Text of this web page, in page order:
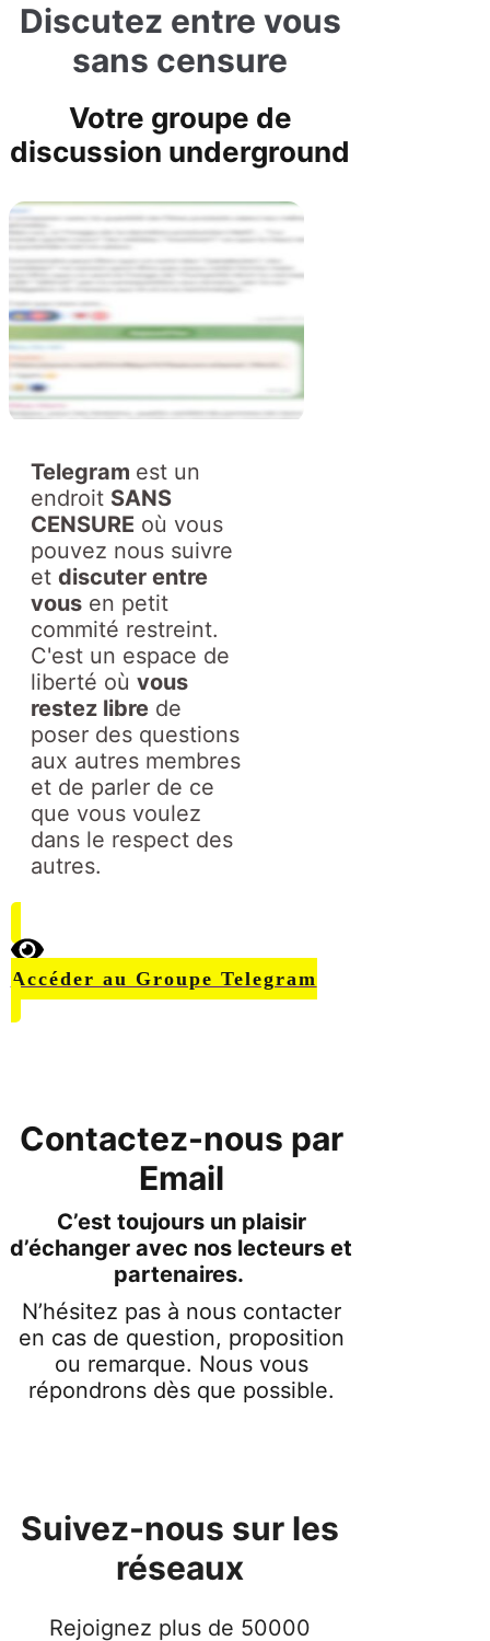
Discutez entre vous
sans censure
Votre groupe de
discussion underground
Telegram est un
endroit SANS
CENSURE où vous
pouvez nous suivre
et discuter entre
vous en petit
commité restreint.
C'est un espace de
liberté où vous
restez libre de
poser des questions
aux autres membres
et de parler de ce
que vous voulez
dans le respect des
autres.
Accéder au Groupe Telegram
Contactez-nous par
Email
C’est toujours un plaisir
d’échanger avec nos lecteurs et
partenaires.
N’hésitez pas à nous contacter
en cas de question, proposition
ou remarque. Nous vous
répondrons dès que possible.
Suivez-nous sur les
réseaux
Rejoignez plus de 50000